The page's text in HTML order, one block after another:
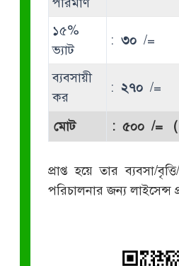
১৫%
ভ্যাট
: ৩০/=
ব্যবসায়ী
কর
: ২৭০/=
মোট : ৫০০/= (
প্রাপ্ত হয়ে তার ব্যবসা/
পরিচালনার জন্য লাইসেন্স